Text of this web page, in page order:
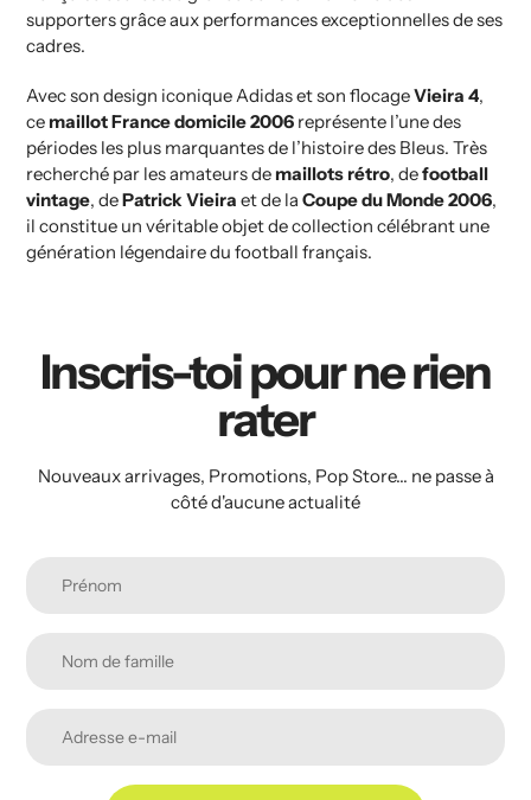
supporters grâce aux performances exceptionnelles de ses
cadres.
Avec son design iconique Adidas et son flocageVieira 4,
ce maillot France domicile 2006 représente l’une des
périodes les plus marquantes de l’histoire des Bleus. Très
recherché par les amateurs de maillots rétro, defootball
vintage, dePatrick Vieira et de la Coupe du Monde 2006,
il constitue un véritable objet de collection célébrant une
génération légendaire du football français.
Inscris-toi pour ne rien
rater
Nouveaux arrivages, Promotions, Pop Store... ne passe à
côté d'aucune actualité